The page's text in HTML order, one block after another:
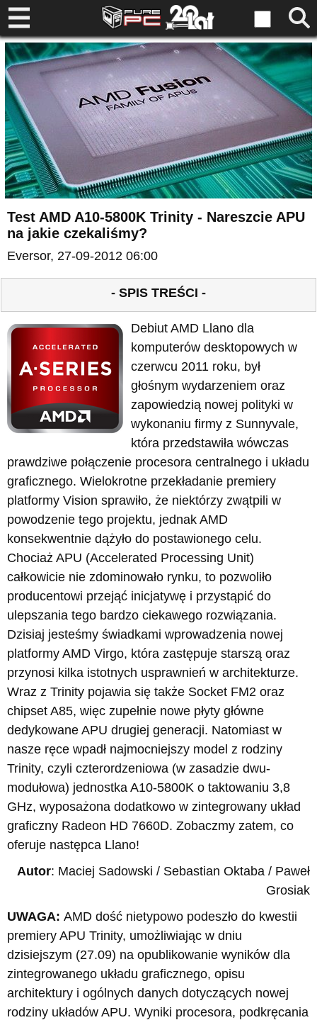
Test AMD A10-5800K Trinity - Nareszcie APU
na jakie czekaliśmy?
Eversor, 27-09-2012 06:00
- SPIS TREŚCI -
Debiut AMD Llano dla
komputerów desktopowych w
czerwcu 2011 roku, był
głośnym wydarzeniem oraz
zapowiedzią nowej polityki w
wykonaniu firmy z Sunnyvale,
która przedstawiła wówczas
prawdziwe połączenie procesora centralnego i układu
graficznego. Wielokrotne przekładanie premiery
platformy Vision sprawiło, że niektórzy zwątpili w
powodzenie tego projektu, jednak AMD
konsekwentnie dążyło do postawionego celu.
Chociaż APU (Accelerated Processing Unit)
całkowicie nie zdominowało rynku, to pozwoliło
producentowi przejąć inicjatywę i przystąpić do
ulepszania tego bardzo ciekawego rozwiązania.
Dzisiaj jesteśmy świadkami wprowadzenia nowej
platformy AMD Virgo, która zastępuje starszą oraz
przynosi kilka istotnych usprawnień w architekturze.
Wraz z Trinity pojawia się także Socket FM2 oraz
chipset A85, więc zupełnie nowe płyty główne
dedykowane APU drugiej generacji. Natomiast w
nasze ręce wpadł najmocniejszy model z rodziny
Trinity, czyli czterordzeniowa (w zasadzie dwu-
modułowa) jednostka A10-5800K o taktowaniu 3,8
GHz, wyposażona dodatkowo w zintegrowany układ
graficzny Radeon HD 7660D. Zobaczmy zatem, co
oferuje następca Llano!
Autor: Maciej Sadowski / Sebastian Oktaba / Paweł
Grosiak
UWAGA: AMD dość nietypowo podeszło do kwestii
premiery APU Trinity, umożliwiając w dniu
dzisiejszym (27.09) na opublikowanie wyników dla
zintegrowanego układu graficznego, opisu
architektury i ogólnych danych dotyczących nowej
rodziny układów APU. Wyniki procesora, podkręcania